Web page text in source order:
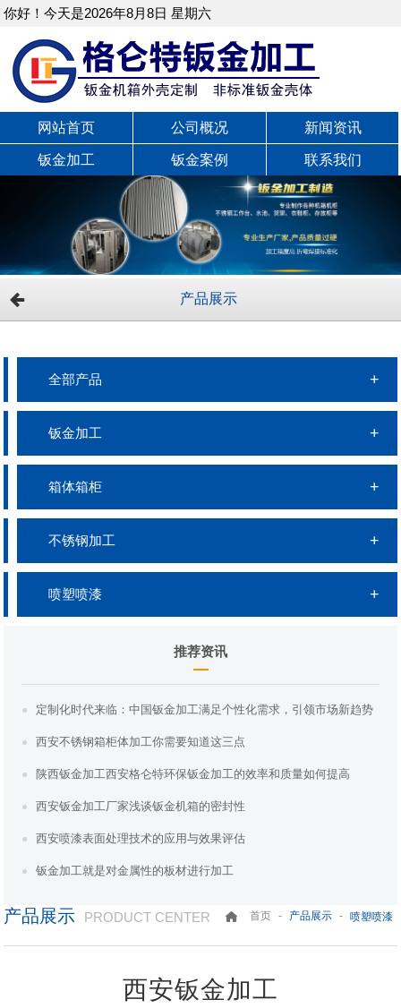
你好！今天是2026年8月8日 星期六
网站首页 公司概况 新闻资讯
钣金加工 钣金案例 联系我们
产品展示
全部产品
钣金加工
箱体箱柜
不锈钢加工
喷塑喷漆
推荐资讯
定制化时代来临：中国钣金加工满足个性化需求，引领市场新趋势
西安不锈钢箱柜体加工你需要知道这三点
陕西钣金加工西安格仑特环保钣金加工的效率和质量如何提高
西安钣金加工厂家浅谈钣金机箱的密封性
西安喷漆表面处理技术的应用与效果评估
钣金加工就是对金属性的板材进行加工
产品展示 PRODUCT CENTER 首页 - 产品展示 - 喷塑喷漆
西安钣金加工